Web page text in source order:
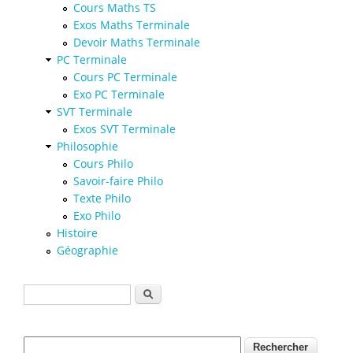
Cours Maths TS
Exos Maths Terminale
Devoir Maths Terminale
PC Terminale
Cours PC Terminale
Exo PC Terminale
SVT Terminale
Exos SVT Terminale
Philosophie
Cours Philo
Savoir-faire Philo
Texte Philo
Exo Philo
Histoire
Géographie
Formulaire de recherche
Rechercher